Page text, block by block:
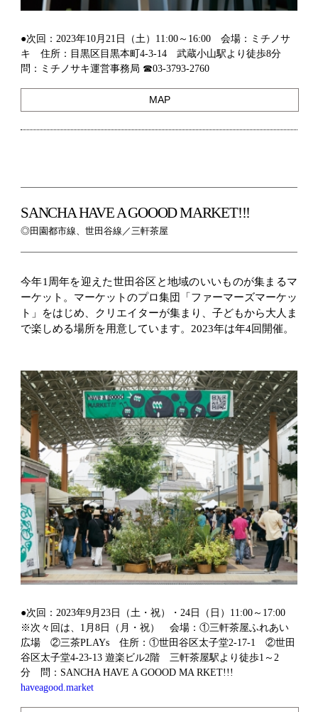
●次回：2023年10月21日（土）11:00～16:00 会場：ミチノサ
キ 住所：目黒区目黒本町4-3-14 武蔵小山駅より徒歩8分
問：ミチノサキ運営事務局 ☎03-3793-2760
MAP
SANCHA HAVE A GOOOD MARKET!!!
◎田園都市線、世田谷線／三軒茶屋
今年1周年を迎えた世田谷区と地域のいいものが集まるマ
ーケット。マーケットのプロ集団「ファーマーズマーケッ
ト」をはじめ、クリエイターが集まり、子どもから大人ま
で楽しめる場所を用意しています。2023年は年4回開催。
●次回：2023年9月23日（土・祝）・24日（日）11:00～17:00
※次々回は、1月8日（月・祝） 会場：①三軒茶屋ふれあい
広場 ②三茶PLAYs 住所：①世田谷区太子堂2-17-1 ②世田
谷区太子堂4-23-13 遊楽ビル2階 三軒茶屋駅より徒歩1～2
分 問：SANCHA HAVE A GOOOD MA RKET!!!
haveagood.market